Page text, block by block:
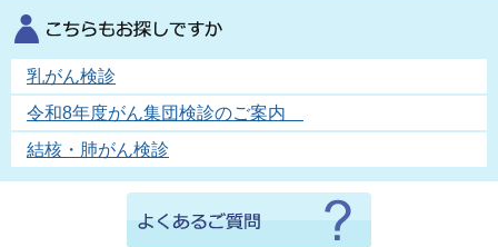
乳がん検診
令和8年度がん集団検診のご案内
結核・肺がん検診